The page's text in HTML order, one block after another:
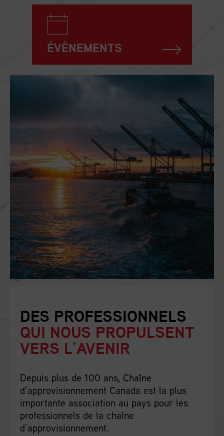
ÉVÉNEMENTS
DES PROFESSIONNELS
QUI NOUS PROPULSENT
VERS L’AVENIR
Depuis plus de 100 ans, Chaîne
d’approvisionnement Canada est la plus
importante association au pays pour les
professionnels de la chaîne
d’approvisionnement.